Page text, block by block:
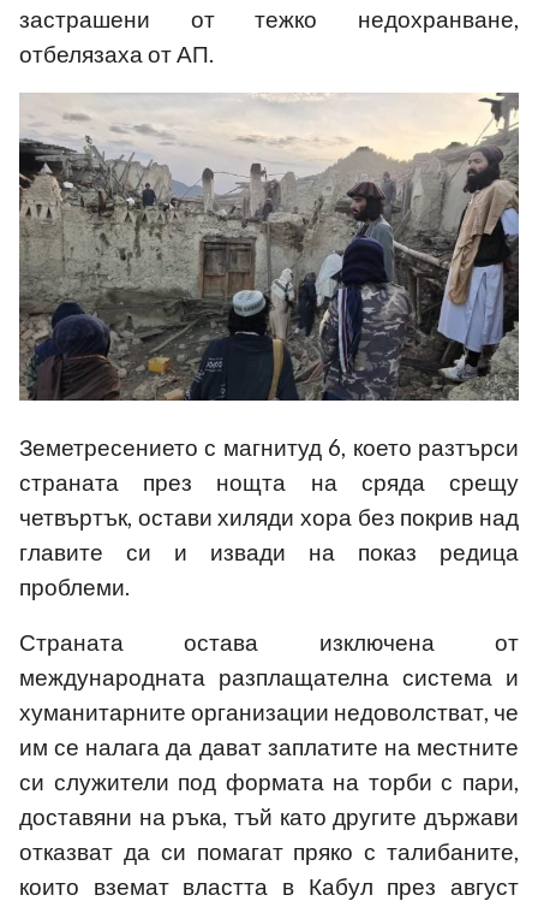
застрашени от тежко недохранване,
отбелязаха от АП.
Земетресението с магнитуд 6, което разтърси
страната през нощта на сряда срещу
четвъртък, остави хиляди хора без покрив над
главите си и извади на показ редица
проблеми.
Страната остава изключена от
международната разплащателна система и
хуманитарните организации недоволстват, че
им се налага да дават заплатите на местните
си служители под формата на торби с пари,
доставяни на ръка, тъй като другите държави
отказват да си помагат пряко с талибаните,
които вземат властта в Кабул през август